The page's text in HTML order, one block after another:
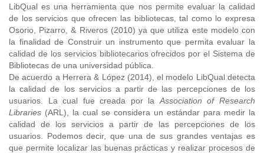
LibQual es una herramienta que nos permite evaluar la calidad
de los servicios que ofrecen las bibliotecas, tal como lo expresa
Osorio, Pizarro, & Riveros (2010) ya que utiliza este modelo con
la finalidad de Construir un instrumento que permita evaluar la
calidad de los servicios bibliotecarios ofrecidos por el Sistema de
Bibliotecas de una universidad pública.
De acuerdo a Herrera & López (2014), el modelo LibQual detecta
la calidad de los servicios a partir de las percepciones de los
usuarios. La cual fue creada por la Association of Research
Libraries (ARL), la cual se considera un estándar para medir la
calidad de los servicios a partir de las percepciones de los
usuarios. Podemos decir, que una de sus grandes ventajas es
que permite localizar las buenas prácticas y realizar procesos de